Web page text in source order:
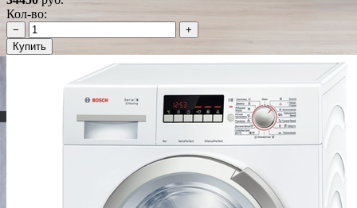
Кол-во:
−
+
Купить